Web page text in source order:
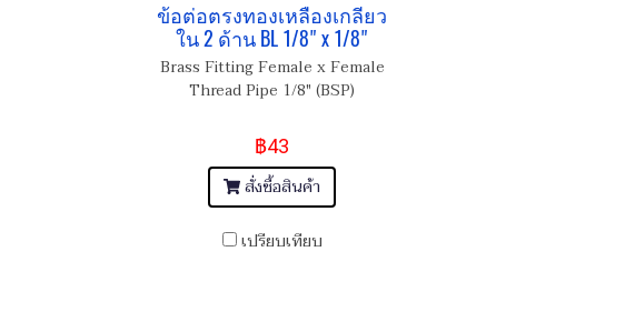
ข้อต่อตรงทองเหลืองเกลียว
ใน 2 ด้าน BL 1/8" x 1/8"
Brass Fitting Female x Female
Thread Pipe 1/8" (BSP)
฿43
สั่งซื้อสินค้า
เปรียบเทียบ